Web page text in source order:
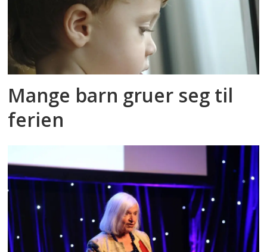
Mange barn gruer seg til
ferien